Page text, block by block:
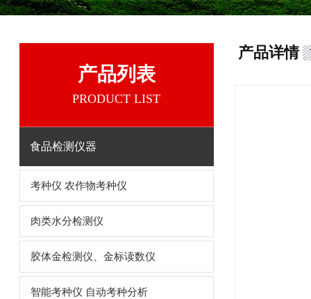
产品列表
PRODUCT LIST
食品检测仪器
考种仪 农作物考种仪
肉类水分检测仪
胶体金检测仪、金标读数仪
智能考种仪 自动考种分析
产品详情